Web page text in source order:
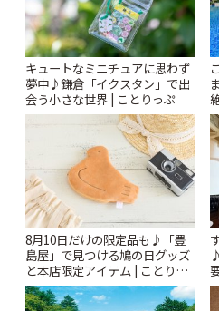
キュートなミニチュアに思わず
夢中♪鎌倉「イクスタン」で出
会う小さな世界 | ことりっぷ
8月10日だけの限定品も♪「豊
島屋」で見つける鳩の日グッズ
と本店限定アイテム | ことりっ
ぷ